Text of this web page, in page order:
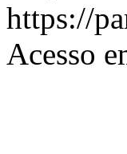
https://
Acesso